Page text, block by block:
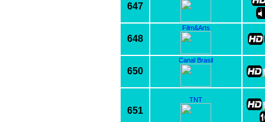
647
648
Film&Arts
650
Canal Brasil
651
TNT